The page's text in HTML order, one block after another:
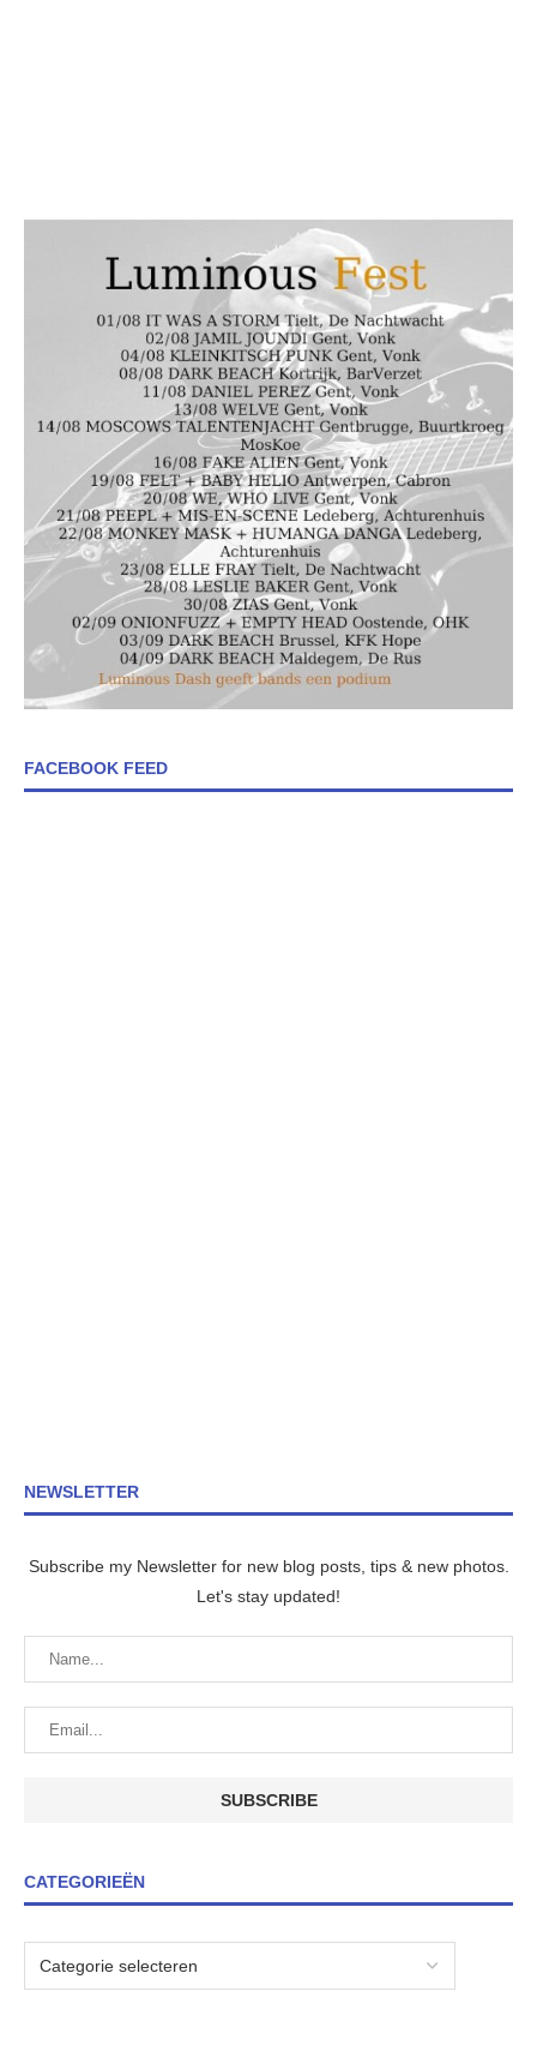
FACEBOOK FEED
NEWSLETTER
Subscribe my Newsletter for new blog posts, tips & new photos.
Let's stay updated!
CATEGORIEËN